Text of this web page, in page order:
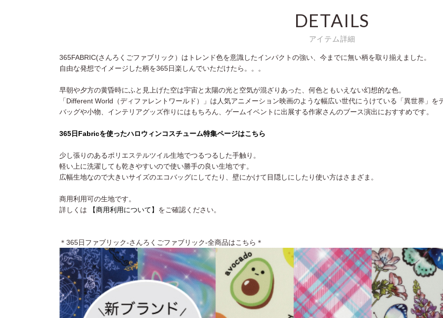
DETAILS
アイテム詳細
365FABRIC(さんろくごファブリック）はトレンド色を意識したインパクトの強い、今までに無い柄を取り揃えました。
自由な発想でイメージした柄を365日楽しんでいただけたら。。。
早朝や夕方の黄昏時にふと見上げた空は宇宙と太陽の光と空気が混ざりあった、何色ともいえない幻想的な色。
「Different World（ディファレントワールド）」は人気アニメーション映画のような幅広い世代にうけている「異世界」を
バッグや小物、インテリアグッズ作りにはもちろん、ゲームイベントに出展する作家さんのブース演出におすすめです。
365日Fabricを使ったハロウィンコスチューム特集ページはこちら
少し張りのあるポリエステルツイル生地でつるつるした手触り。
軽い上に洗濯しても乾きやすいので使い勝手の良い生地です。
広幅生地なので大きいサイズのエコバッグにしてたり、壁にかけて目隠しにしたり使い方はさまざま。
商用利用可の生地です。
詳しくは
【商用利用について】 をご確認ください。
＊365日ファブリック-さんろくごファブリック-全商品はこちら＊